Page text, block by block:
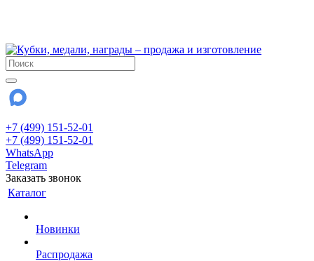
+7 (499) 151-52-01
+7 (499) 151-52-01
WhatsApp
Telegram
Заказать звонок
Каталог
Новинки
Распродажа